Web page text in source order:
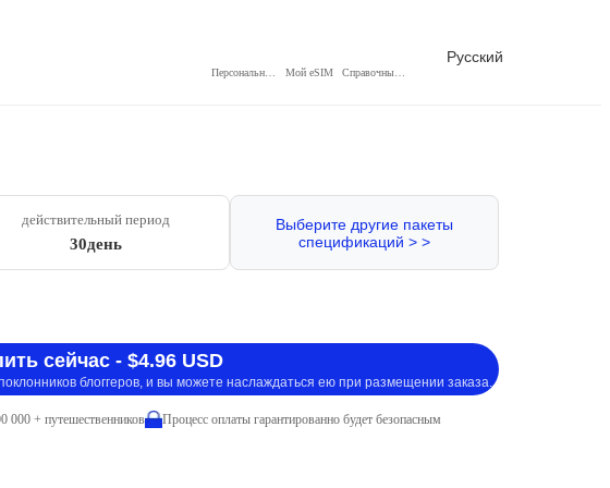
Мой eSIM
Русский
действительный период
30день
Выберите другие пакеты
спецификаций > >
сейчас - $4.96 USD
блоггеров, и вы можете наслаждаться ею при размещении заказа.
000 + путешественников Процесс оплаты гарантированно будет безопасным